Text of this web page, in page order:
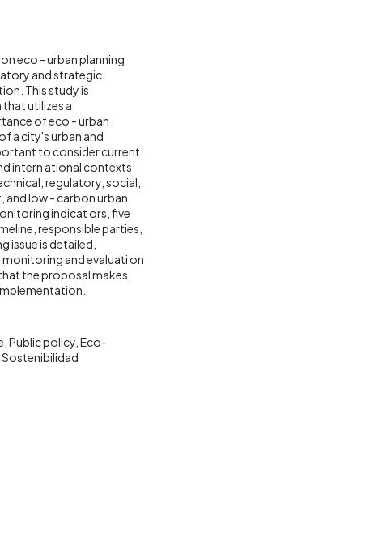
eco - urban planning
and strategic
This study is
utilizes a
of eco - urban
a city's urban and
to consider current
intern ational contexts
regulatory, social,
and low - carbon urban
indicat ors, five
responsible parties,
issue is detailed,
and evaluati on
the proposal makes
Public policy Eco-
Sostenibilidad